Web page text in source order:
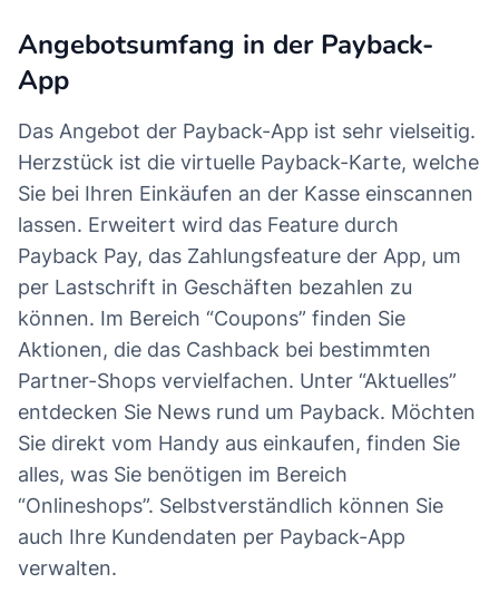
Angebotsumfang in der Payback-
App
Das Angebot der Payback-App ist sehr vielseitig.
Herzstück ist die virtuelle Payback-Karte, welche
Sie bei Ihren Einkäufen an der Kasse einscannen
lassen. Erweitert wird das Feature durch
Payback Pay, das Zahlungsfeature der App, um
per Lastschrift in Geschäften bezahlen zu
können. Im Bereich “Coupons” finden Sie
Aktionen, die das Cashback bei bestimmten
Partner-Shops vervielfachen. Unter “Aktuelles”
entdecken Sie News rund um Payback. Möchten
Sie direkt vom Handy aus einkaufen, finden Sie
alles, was Sie benötigen im Bereich
“Onlineshops”. Selbstverständlich können Sie
auch Ihre Kundendaten per Payback-App
verwalten.